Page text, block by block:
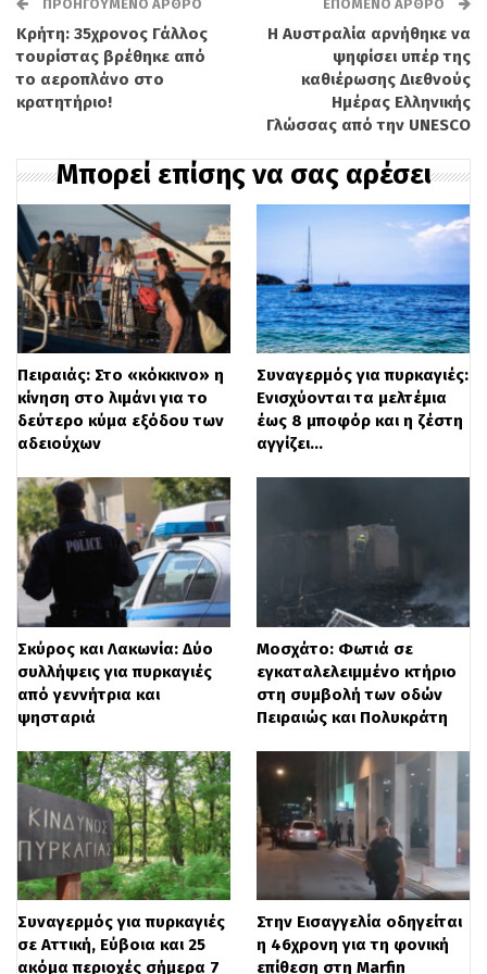
Σύμφωνα με την ΕΡΤ εικάζεται ότι το
φαγητό ήταν εκτεθειμένο και οι άνθρωποι
υπέστησαν τροφική δηλητηρίαση. Οι
πέντε από τους 8 νοσηλεύτηκαν
Νοσοκομείο“Άγιος Ανδρέας” και
ευτυχώς ξεπέρασαν τον κίνδυνο. Η
88χρονη θα λάβει εξιτήριο σήμερα.
Μέχρι στιγμής, δεν έχει γίνει γνωστό αν η
οικογένεια θα κινηθεί νομικά κατά του
ιδιοκτήτη της ταβέρνας-εστιατορίου.
ΔιαβάστεΕΔΩπερισσότερες ειδήσεις
ΠΡΟΗΓΟΎΜΕΝΟ ΆΡΘΡΟ
Κρήτη: 35χρονος Γάλλος
τουρίστας βρέθηκε από
το αεροπλάνο στο
κρατητήριο!
ΕΠΌΜΕΝΟ ΆΡΘΡΟ
Η Αυστραλία αρνήθηκε να
ψηφίσει υπέρ της
καθιέρωσης Διεθνούς
Ημέρας Ελληνικής
Γλώσσας από την UNESCO
Μπορεί επίσης να σας αρέσει
Πειραιάς: Στο «κόκκινο» η
κίνηση στο λιμάνι για το
δεύτερο κύμα εξόδου των
αδειούχων
Συναγερμός για πυρκαγιές:
Ενισχύονται τα μελτέμια
έως 8 μποφόρ και η ζέστη
αγγίζει…
Σκύρος και Λακωνία: Δύο
συλλήψεις για πυρκαγιές
από γεννήτρια και
ψησταριά
Μοσχάτο: Φωτιά σε
εγκαταλελειμμένο κτήριο
στη συμβολή των οδών
Πειραιώς και Πολυκράτη
Συναγερμός για πυρκαγιές
σε Αττική, Εύβοια και 25
ακόμα περιοχές σήμερα 7
Στην Εισαγγελία οδηγείται
η 46χρονη για τη φονική
επίθεση στη Marfin